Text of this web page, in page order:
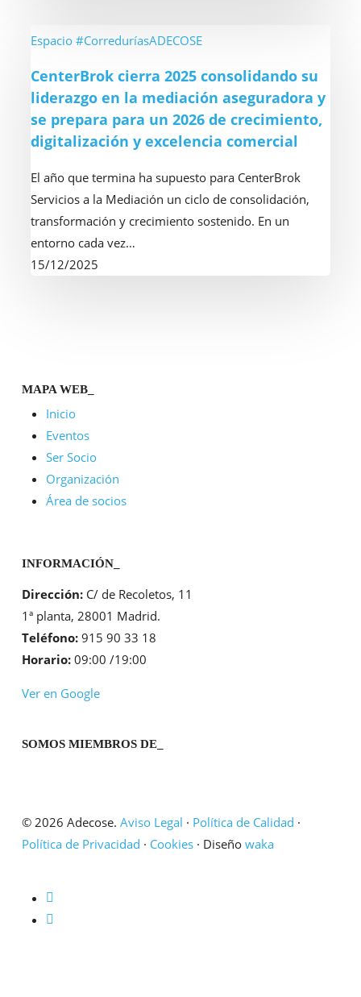
de
CenterBrok
2025
consolidando
su
liderazgo
la
mediación
aseguradora
y
se
de
comercial
Espacio #CorreduríasADECOSE
CenterBrok cierra 2025 consolidando su
liderazgo en la mediación aseguradora y
se prepara para un 2026 de crecimiento,
digitalización y excelencia comercial
El año que termina ha supuesto para CenterBrok
Servicios a la Mediación un ciclo de consolidación,
transformación y crecimiento sostenido. En un
entorno cada vez…
15/12/2025
MAPA WEB_
Inicio
Eventos
Ser Socio
Organización
Área de socios
INFORMACIÓN_
Dirección:C/ de Recoletos, 11
1ª planta, 28001 Madrid.
Teléfono:915 90 33 18
Horario:09:00 /19:00
Ver en Google
SOMOS MIEMBROS DE_
© 2026 Adecose. Aviso Legal · Política de Calidad ·
Política de Privacidad · Cookies· Diseño waka
twitter
linkedin